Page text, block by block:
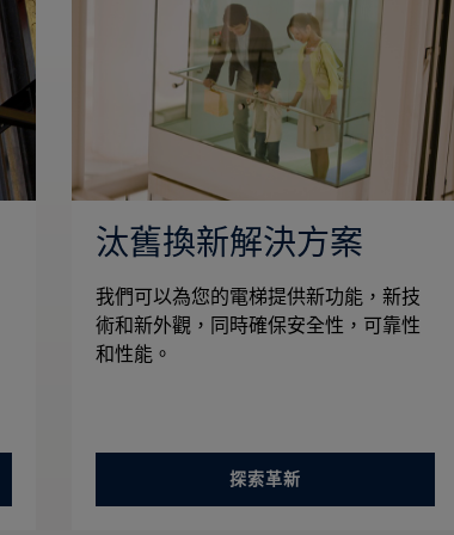
汰舊換新解決方案
我們可以為您的電梯提供新功能，新技
術和新外觀，同時確保安全性，可靠性
和性能。
探索革新